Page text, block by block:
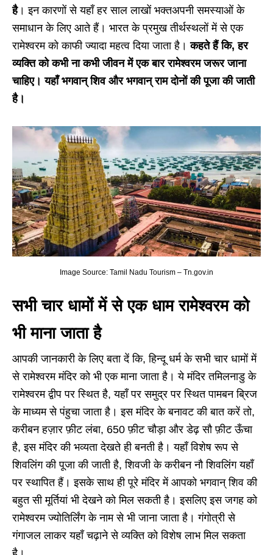
है। इन कारणों से यहाँ हर साल लाखों भक्तअपनी समस्याओं के
समाधान के लिए आते हैं। भारत के प्रमुख तीर्थस्थलों में से एक
रामेश्वरम को काफी ज्यादा महत्व दिया जाता है।कहते हैं कि, हर
व्यक्ति को कभी ना कभी जीवन में एक बार रामेश्वरम जरूर जाना
चाहिए। यहाँ भगवान् शिव और भगवान् राम दोनों की पूजा की जाती
है।
Image Source: Tamil Nadu Tourism – Tn.gov.in
सभी चार धामों में से एक धाम रामेश्वरम को
भी माना जाता है
आपकी जानकारी के लिए बता दें कि, हिन्दू धर्म के सभी चार धामों में
से रामेश्वरम मंदिर को भी एक माना जाता है। ये मंदिर तमिलनाडु के
रामेश्वरम द्वीप पर स्थित है, यहाँ पर समुद्र पर स्थित पामबन ब्रिज
के माध्यम से पंहुचा जाता है। इस मंदिर के बनावट की बात करें तो,
करीबन हज़ार फ़ीट लंबा, 650 फ़ीट चौड़ा और डेढ़ सौ फ़ीट ऊँचा
है, इस मंदिर की भव्यता देखते ही बनती है। यहाँ विशेष रूप से
शिवलिंग की पूजा की जाती है, शिवजी के करीबन नौ शिवलिंग यहाँ
पर स्थापित हैं। इसके साथ ही पूरे मंदिर में आपको भगवान् शिव की
बहुत सी मूर्तियां भी देखने को मिल सकती है। इसलिए इस जगह को
रामेश्वरम ज्योतिर्लिंग के नाम से भी जाना जाता है। गंगोत्री से
गंगाजल लाकर यहाँ चढ़ाने से व्यक्ति को विशेष लाभ मिल सकता